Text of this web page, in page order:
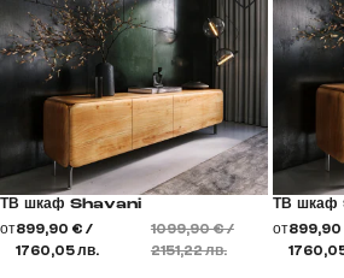
ТВ шкаф Shavani
от899,90 € /
1760,05 лв.
1099,90 € /
2151,22 лв.
от